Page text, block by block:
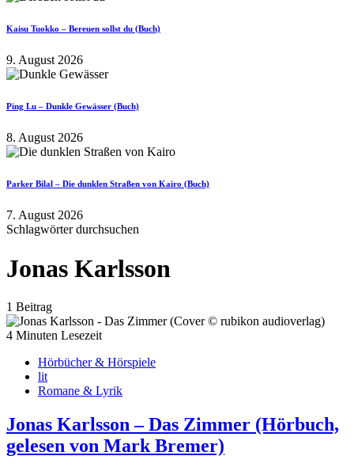
Kaisu Tuokko – Bereuen sollst du (Buch)
9. August 2026
Ping Lu – Dunkle Gewässer (Buch)
8. August 2026
Parker Bilal – Die dunklen Straßen von Kairo (Buch)
7. August 2026
Schlagwörter durchsuchen
Jonas Karlsson
1 Beitrag
4 Minuten Lesezeit
Hörbücher & Hörspiele
lit
Romane & Lyrik
Jonas Karlsson – Das Zimmer (Hörbuch,
gelesen von Mark Bremer)